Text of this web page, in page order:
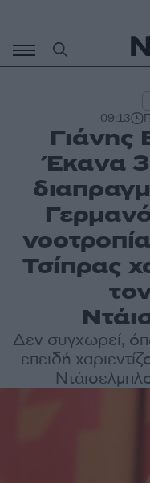
περιεχόμενο
09:13
Γιάνης
Έκανα
Τσίπρας
Δεν συγχωρεί,
επειδή